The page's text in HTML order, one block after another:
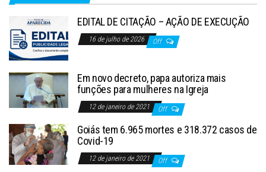
EDITAL DE CITAÇÃO – AÇÃO DE EXECUÇÃO
16 de julho de 2026 Off
Em novo decreto, papa autoriza mais
funções para mulheres na Igreja
12 de janeiro de 2021 Off
Goiás tem 6.965 mortes e 318.372 casos de
Covid-19
12 de janeiro de 2021 Off